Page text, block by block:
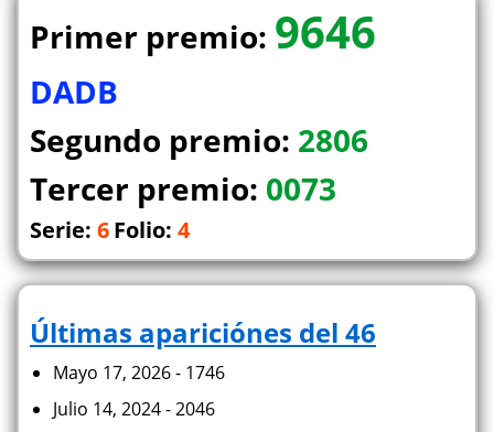
Primer premio: 9646
DADB
Segundo premio: 2806
Tercer premio: 0073
Serie: 6Folio: 4
Últimas apariciónes del 46
Mayo 17, 2026 - 1746
Julio 14, 2024 - 2046